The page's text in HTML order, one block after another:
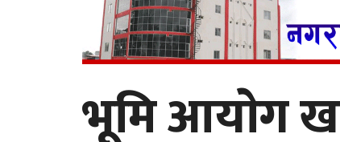
भूमि आयाेग